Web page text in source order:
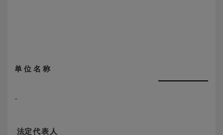
单 位 名 称
法定代表 人